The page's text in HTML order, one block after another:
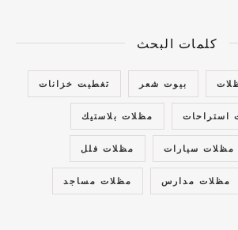
كلمات البحث
بيوت شعر تغطيت خزانات
استراحات مظلات بلاستيك
مظلات سيارات مظلات فلل
مظلات مدارس مظلات مساجد